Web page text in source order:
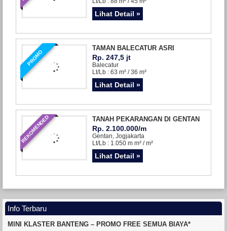
Lihat Detail »
PROMO
TAMAN BALECATUR ASRI
Rp. 247,5 jt
Balecatur
Lt/Lb : 63 m² / 36 m²
Lihat Detail »
REKOMENDED TANAH PEKARANGAN DI GENTAN
Rp. 2.100.000/m
Gentan, Jogjakarta
Lt/Lb : 1.050 m m² / m²
Lihat Detail »
Info Terbaru
MINI KLASTER BANTENG – PROMO FREE SEMUA BIAYA*